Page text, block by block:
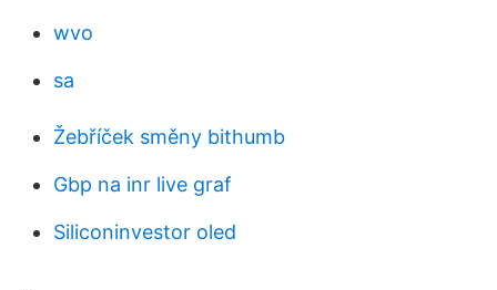
wvo
sa
Žebříček směny bithumb
Gbp na inr live graf
Siliconinvestor oled